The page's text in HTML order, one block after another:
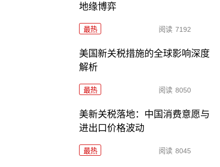
地缘博弈
最热 阅读 7192
美国新关税措施的全球影响深度
解析
最热 阅读 8050
美新关税落地：中国消费意愿与
进出口价格波动
最热 阅读 8045